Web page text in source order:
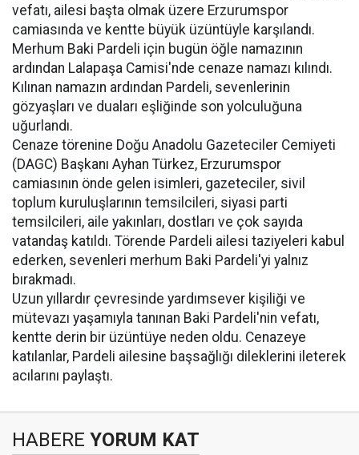
vefatı, ailesi başta olmak üzere Erzurumspor
camiasında ve kentte büyük üzüntüyle karşılandı.
Merhum Baki Pardeli için bugün öğle namazının
ardından Lalapaşa Camisi'nde cenaze namazı kılındı.
Kılınan namazın ardından Pardeli, sevenlerinin
gözyaşları ve duaları eşliğinde son yolculuğuna
uğurlandı.
Cenaze törenine Doğu Anadolu Gazeteciler Cemiyeti
(DAGC) Başkanı Ayhan Türkez, Erzurumspor
camiasının önde gelen isimleri, gazeteciler, sivil
toplum kuruluşlarının temsilcileri, siyasi parti
temsilcileri, aile yakınları, dostları ve çok sayıda
vatandaş katıldı. Törende Pardeli ailesi taziyeleri kabul
ederken, sevenleri merhum Baki Pardeli'yi yalnız
bırakmadı.
Uzun yıllardır çevresinde yardımsever kişiliği ve
mütevazı yaşamıyla tanınan Baki Pardeli'nin vefatı,
kentte derin bir üzüntüye neden oldu. Cenazeye
katılanlar, Pardeli ailesine başsağlığı dileklerini ileterek
acılarını paylaştı.
HABERE YORUM KAT